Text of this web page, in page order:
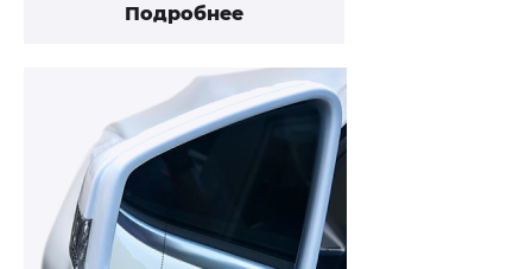
Подробнее